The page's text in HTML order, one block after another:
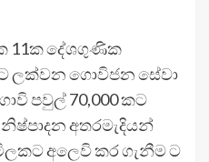
11ක දේශගුණික
ලක්වන ගොවිජන සේවා
පවුල් 70,000 කට
අතරමැදියන්
අලෙවි කර ගැනීම ට